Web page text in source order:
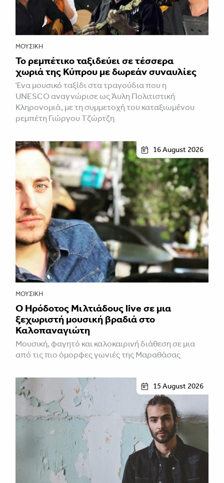
ΜΟΥΣΙΚΉ
Το ρεμπέτικο ταξιδεύει σε τέσσερα
χωριά της Κύπρου με δωρεάν συναυλίες
Ένα μουσικό ταξίδι στα τραγούδια που η
UNESCO αναγνώρισε ως Άυλη Πολιτιστική
Κληρονομιά, με τη συμμετοχή του καταξιωμένου
ρεμπέτη Γιώργου Τζώρτζη
16 August 2026
ΜΟΥΣΙΚΉ
Ο Ηρόδοτος Μιλτιάδους live σε μια
ξεχωριστή μουσική βραδιά στο
Καλοπαναγιώτη
Μουσική, φαγητό και καλοκαιρινή διάθεση σε μια
από τις πιο όμορφες γωνιές της Μαραθάσας
15 August 2026